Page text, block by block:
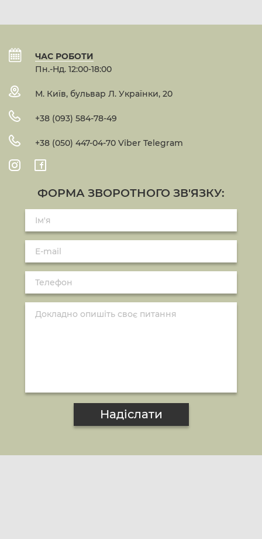
ЧАС РОБОТИ
Пн.-Нд. 12:00-18:00
М. Київ, бульвар Л. Українки, 20
+38 (093) 584-78-49
+38 (050) 447-04-70 Viber Telegram
ФОРМА ЗВОРОТНОГО ЗВ'ЯЗКУ:
Надіслати